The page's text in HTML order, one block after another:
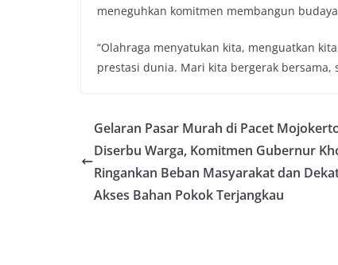
meneguhkan komitmen membangun
“Olahraga menyatukan kita, menguatkan
prestasi dunia. Mari kita bergerak bersama,
Gelaran Pasar Murah di Pacet
Diserbu Warga, Komitmen Gubernur
Ringankan Beban Masyarakat dan
Akses Bahan Pokok Terjangkau